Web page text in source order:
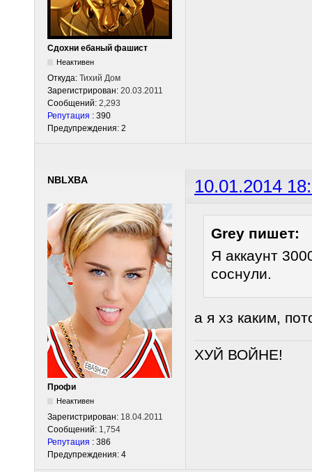
Сдохни ебаный фашист
Неактивен
Откуда: Тихий Дом
Зарегистрирован: 20.03.2011
Сообщений: 2,293
Репутация : 390
Предупреждения: 2
NBLXBA 10.01.2014
Профи
Неактивен
Зарегистрирован: 18.04.2011
Сообщений: 1,754
Репутация : 386
Предупреждения: 4
Grey пишет:
Я аккаунт
соснули.
а я хз каким,
ХУЙ ВОЙНЕ!